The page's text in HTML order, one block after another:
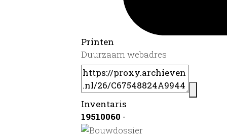
Printen
Duurzaam webadres
Inventaris
19510060 -